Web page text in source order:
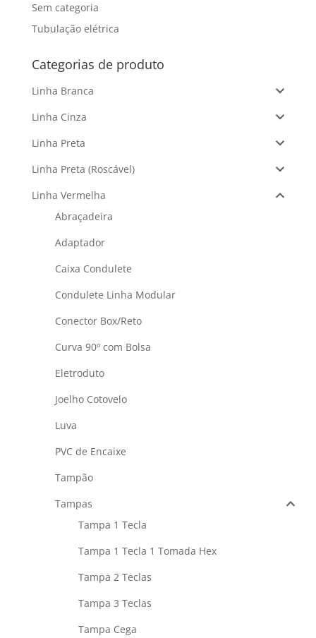
Sem categoria
Tubulação elétrica
Categorias de produto
Linha Branca
Linha Cinza
Linha Preta
Linha Preta (Roscável)
Linha Vermelha
Abraçadeira
Adaptador
Caixa Condulete
Condulete Linha Modular
Conector Box/Reto
Curva 90º com Bolsa
Eletroduto
Joelho Cotovelo
Luva
PVC de Encaixe
Tampão
Tampas
Tampa 1 Tecla
Tampa 1 Tecla 1 Tomada Hex
Tampa 2 Teclas
Tampa 3 Teclas
Tampa Cega